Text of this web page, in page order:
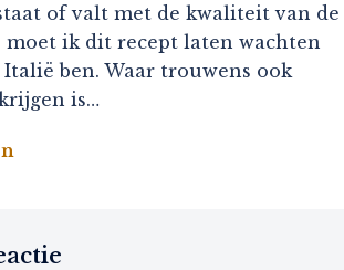
of valt met de kwaliteit van de
ik dit recept laten wachten
ben. Waar trouwens ook
is…